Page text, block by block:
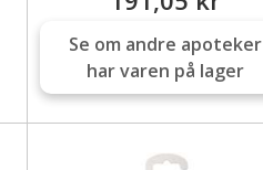
Se om andre apoteker
har varen på lager